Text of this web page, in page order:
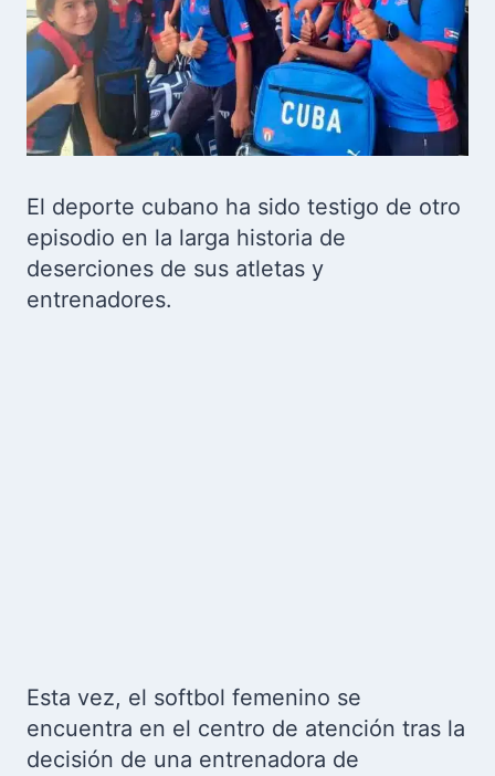
El deporte cubano ha sido testigo de otro
episodio en la larga historia de
deserciones de sus atletas y
entrenadores.
Esta vez, el softbol femenino se
encuentra en el centro de atención tras la
decisión de una entrenadora de